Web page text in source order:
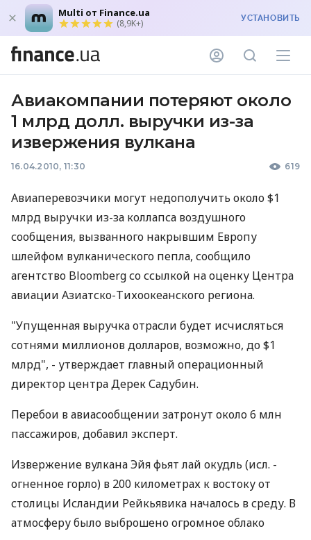
Multi от Finance.ua
(8,9K+) УСТАНОВИТЬ
Авиакомпании потеряют около
1 млрд долл. выручки из-за
извержения вулкана
16.04.2010, 11:30 619
Авиаперевозчики могут недополучить около $1
млрд выручки из-за коллапса воздушного
сообщения, вызванного накрывшим Европу
шлейфом вулканического пепла, сообщило
агентство Bloomberg со ссылкой на оценку Центра
авиации Азиатско-Тихоокеанского региона.
"Упущенная выручка отрасли будет исчисляться
сотнями миллионов долларов, возможно, до $1
млрд", - утверждает главный операционный
директор центра Дерек Садубин.
Перебои в авиасообщении затронут около 6 млн
пассажиров, добавил эксперт.
Извержение вулкана Эйя фьят лай окудль (исл. -
огненное горло) в 200 километрах к востоку от
столицы Исландии Рейкьявика началось в среду. В
атмосферу было выброшено огромное облако